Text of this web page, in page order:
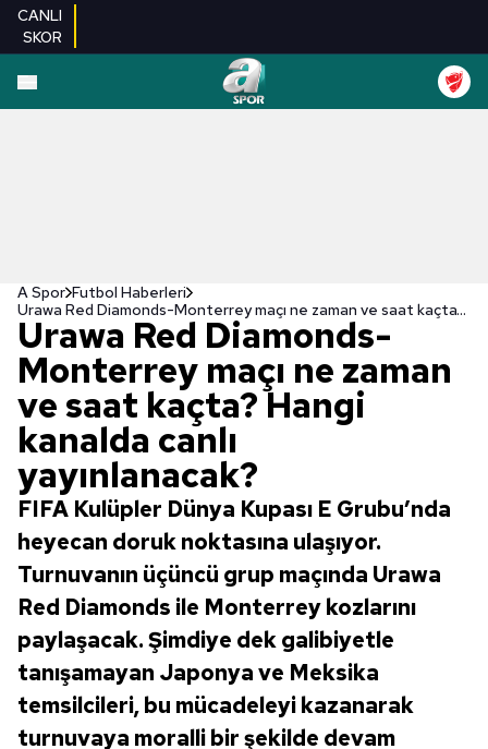
CANLI
SKOR
A Spor Futbol Haberleri
Urawa Red Diamonds-Monterrey maçı ne zaman ve saat kaçta? Hangi kanalda canlı yayınlanacak?
Urawa Red Diamonds-
Monterrey maçı ne zaman
ve saat kaçta? Hangi
kanalda canlı
yayınlanacak?
FIFA Kulüpler Dünya Kupası E Grubu’nda
heyecan doruk noktasına ulaşıyor.
Turnuvanın üçüncü grup maçında Urawa
Red Diamonds ile Monterrey kozlarını
paylaşacak. Şimdiye dek galibiyetle
tanışamayan Japonya ve Meksika
temsilcileri, bu mücadeleyi kazanarak
turnuvaya moralli bir şekilde devam